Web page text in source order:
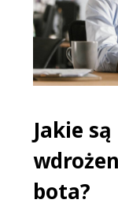
Jakie
bota?